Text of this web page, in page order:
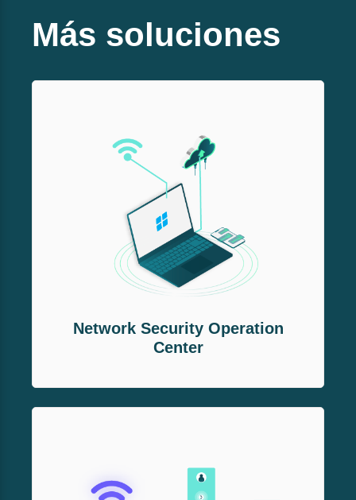
Más soluciones
Network Security Operation
Center